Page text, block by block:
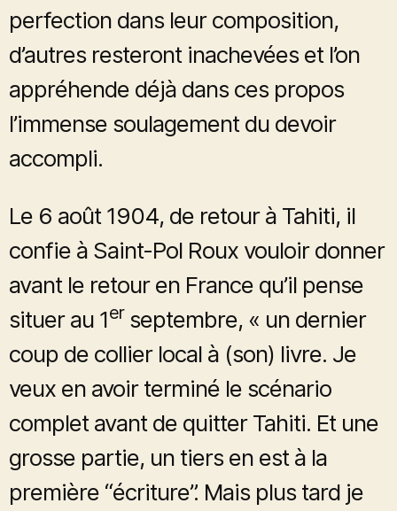
perfection dans leur composition,
d’autres resteront inachevées et l’on
appréhende déjà dans ces propos
l’immense soulagement du devoir
accompli.
Le 6 août 1904, de retour à Tahiti, il
confie à Saint-Pol Roux vouloir donner
avant le retour en France qu’il pense
situer au 1erseptembre, « un dernier
coup de collier local à (son) livre. Je
veux en avoir terminé le scénario
complet avant de quitter Tahiti. Et une
grosse partie, un tiers en est à la
première “écriture”. Mais plus tard je